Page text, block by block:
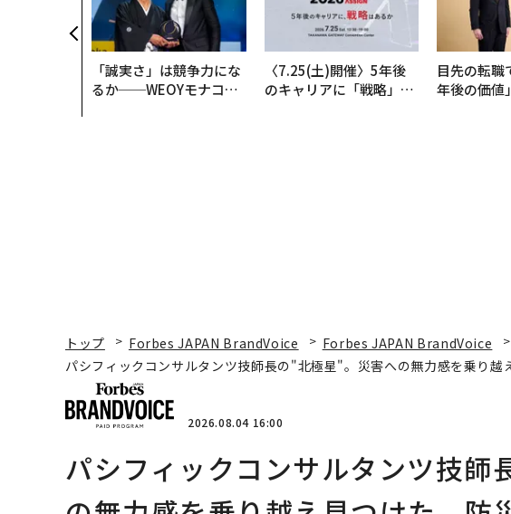
「誠実さ」は競争力にな
るか──WEOYモナコで
〈7.25(土)開催〉5年後
のキャリアに「戦略」は
目先の転職
年後の価
トップ Forbes JAPAN BrandVoice
Forbes JAPAN BrandVoice
パシフィックコンサルタンツ技師長の"北極星"。災害への無力感を乗り越
2026.08.04 16:00
パシフィックコンサルタンツ技